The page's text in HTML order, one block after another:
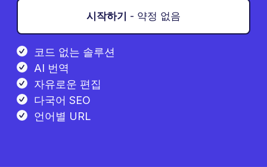
시작하기 - 약정 없음
코드 없는 솔루션
AI 번역
자유로운 편집
다국어 SEO
언어별 URL